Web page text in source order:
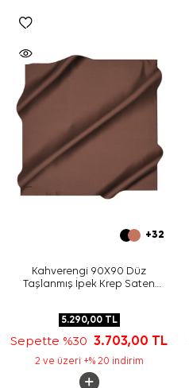
+32
Kahverengi 90X90 Düz
Taşlanmış İpek Krep Saten
5.290,00TL
Sepette %30 3.703,00 TL
2 ve üzeri +% 20 indirim